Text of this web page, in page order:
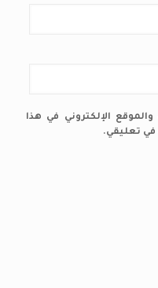
الإلكتروني في هذا
في تعليقي.